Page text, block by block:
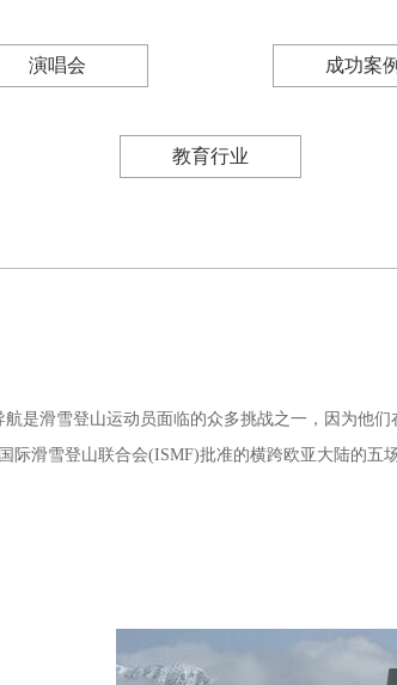
演唱会 成功案例
教育行业
航是滑雪登山运动员面临的众多挑战之一，因为他
际滑雪登山联合会(ISMF)批准的横跨欧亚大陆的五